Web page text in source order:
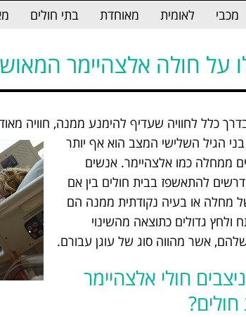
מכבי לאומית מאוחדת בתי חולים
על חולה אלצהיימר
כלל לחוויה שעדיף להימנע ממנה, חוויה
הגיל השלישי המצב הוא אף יותר
ממחלה כמו אלצהיימר. אנשים
להתאשפז בבית חולים בין אם
מחלה או בעיה נקודתית ממנה הם
ולחץ גדולים כתוצאה מהשינוי
אשר מהווה סוג של עוגן עבורם.
חולי אלצהיימר